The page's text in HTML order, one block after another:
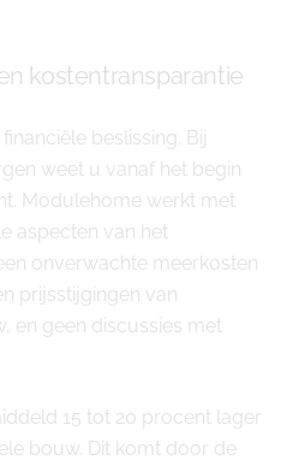
kostentransparantie
beslissing. Bij
weet u vanaf het begin
Modulehome werkt met
aspecten van het
onverwachte meerkosten
prijsstijgingen van
en geen discussies met
15 tot 20 procent lager
bouw. Dit komt door de